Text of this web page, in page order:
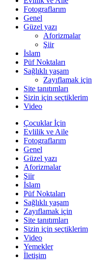
Fotograflarım
Genel
Güzel yazı
Aforizmalar
Şiir
İslam
Püf Noktaları
Sağlıklı yaşam
Zayıflamak için
Site tanıtımları
Sizin için seçtiklerim
Video
Çocuklar İçin
Evlilik ve Aile
Fotograflarım
Genel
Güzel yazı
Aforizmalar
Şiir
İslam
Püf Noktaları
Sağlıklı yaşam
Zayıflamak için
Site tanıtımları
Sizin için seçtiklerim
Video
Yemekler
İletişim